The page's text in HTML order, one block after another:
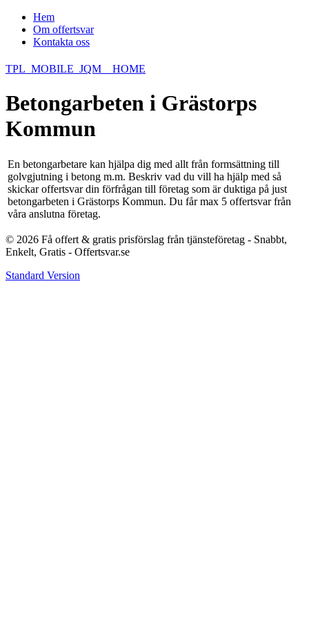
Hem
Om offertsvar
Kontakta oss
TPL_MOBILE_JQM__HOME
Betongarbeten i Grästorps
Kommun
En betongarbetare kan hjälpa dig med allt från formsättning till
golvgjutning i betong m.m. Beskriv vad du vill ha hjälp med så
skickar offertsvar din förfrågan till företag som är duktiga på just
betongarbeten i Grästorps Kommun. Du får max 5 offertsvar från
våra anslutna företag.
© 2026 Få offert & gratis prisförslag från tjänsteföretag - Snabbt,
Enkelt, Gratis - Offertsvar.se
Standard Version